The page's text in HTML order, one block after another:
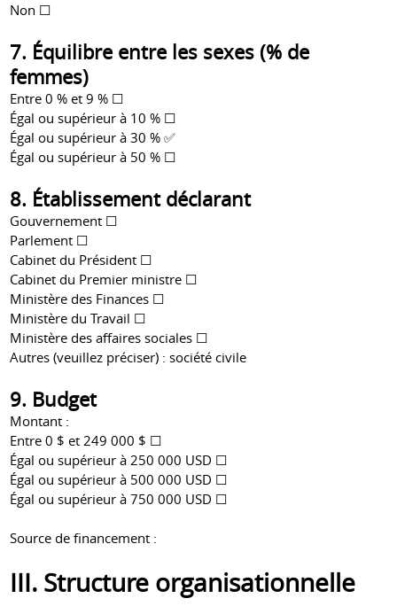
Non ☐
7. Équilibre entre les sexes (% de
femmes)
Entre 0 % et 9 % ☐
Égal ou supérieur à 10 % ☐
Égal ou supérieur à 30 % ✅
Égal ou supérieur à 50 % ☐
8. Établissement déclarant
Gouvernement ☐
Parlement ☐
Cabinet du Président ☐
Cabinet du Premier ministre ☐
Ministère des Finances ☐
Ministère du Travail ☐
Ministère des affaires sociales ☐
Autres (veuillez préciser) : société civile
9. Budget
Montant :
Entre 0 $ et 249 000 $ ☐
Égal ou supérieur à 250 000 USD ☐
Égal ou supérieur à 500 000 USD ☐
Égal ou supérieur à 750 000 USD ☐
Source de financement :
III. Structure organisationnelle